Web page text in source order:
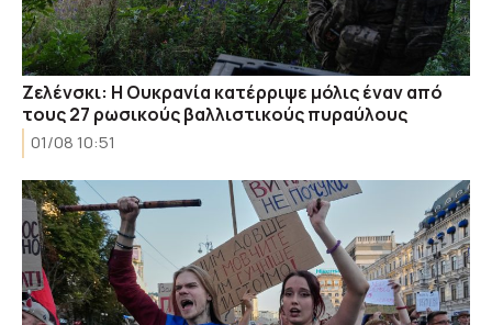
Ζελένσκι: Η Ουκρανία κατέρριψε μόλις έναν από
τους 27 ρωσικούς βαλλιστικούς πυραύλους
01/08 10:51